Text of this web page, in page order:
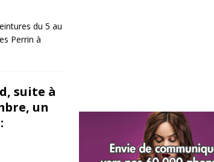
du 5 au
Perrin à
suite à
un